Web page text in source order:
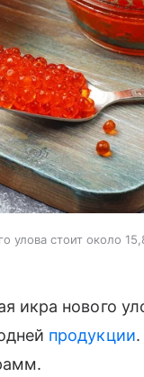
улова стоит около
икра нового
продукции